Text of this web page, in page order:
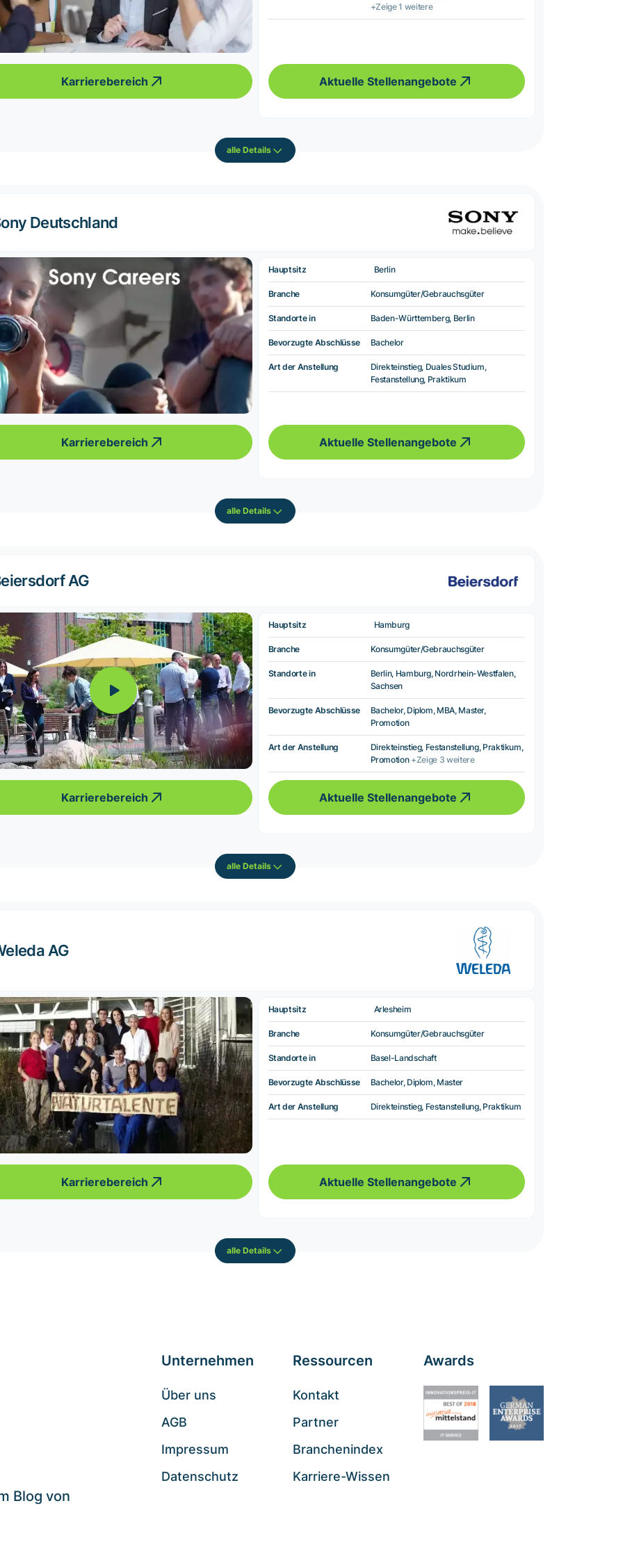
Karrierebereich
+Zeige 1 weitere
Aktuelle Stellenangebote
alle Details
Deutschland
Karrierebereich
Hauptsitz Berlin
Branche Konsumgüter/Gebrauchsgüter
Standorte in Baden-Württemberg, Berlin
Bevorzugte Abschlüsse Bachelor
Art der Anstellung
Direkteinstieg, Duales Studium,
Festanstellung, Praktikum
Aktuelle Stellenangebote
alle Details
AG
Karrierebereich
Hauptsitz Hamburg
Branche Konsumgüter/Gebrauchsgüter
Standorte in
Berlin, Hamburg, Nordrhein-Westfalen,
Sachsen
Bevorzugte Abschlüsse
Bachelor, Diplom, MBA, Master,
Promotion
Art der Anstellung
Direkteinstieg, Festanstellung, Praktikum,
Promotion +Zeige 3 weitere
Aktuelle Stellenangebote
alle Details
AG
Karrierebereich
Hauptsitz Arlesheim
Branche Konsumgüter/Gebrauchsgüter
Standorte in Basel-Landschaft
Bevorzugte Abschlüsse Bachelor, Diplom, Master
Art der Anstellung Direkteinstieg, Festanstellung, Praktikum
Aktuelle Stellenangebote
alle Details
Blog von
Unternehmen
Über uns
AGB
Impressum
Datenschutz
Ressourcen
Kontakt
Partner
Branchenindex
Karriere-Wissen
Awards